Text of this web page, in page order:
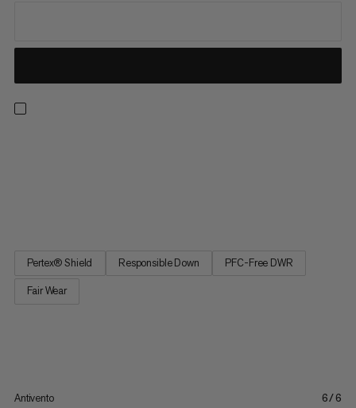
Pertex® Shield Responsible Down PFC-Free DWR
Fair Wear
Antivento 6/6